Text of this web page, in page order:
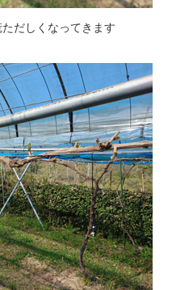
だしくなってきます